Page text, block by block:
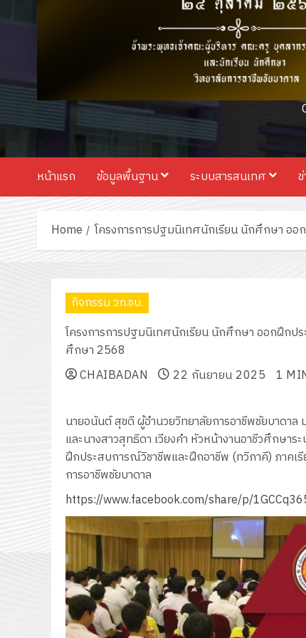
หน้าแรก ข้อมูลพื้นฐาน ระบบสารสนเทศ
Home โครงการการปฐมนิเทศนักเรียน นักศึกษา อ
กิจกรรม วก.ชบ.
โครงการการปฐมนิเทศนักเรียน นักศึกษา ออกฝึกป
ศึกษา 2568
CHAIBADAN
22 กันยายน 2025 1
นายอนันต์ สุขดี ผู้อำนวยวิทยาลัยการอาชีพชัยบาดาล
และนางสาวสุทธิดา เวียงคำ หัวหน้างานอาชีวศึกษ
ฝึกประสบการณ์วิชาชีพและฝึกอาชีพ (ทวิภาคี) ภาค
การอาชีพชัยบาดาล
https://www.facebook.com/share/p/